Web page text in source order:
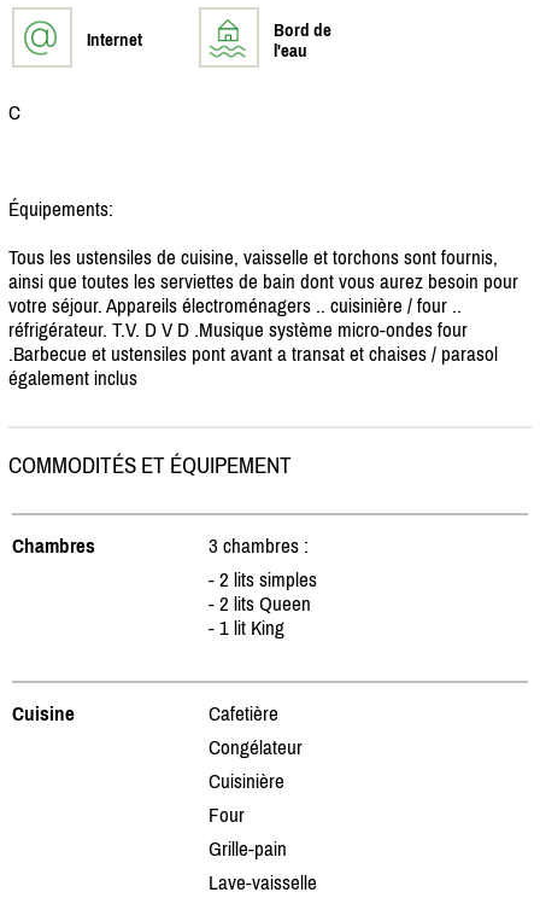
Internet
Bord de
l'eau
C
Équipements:
Tous les ustensiles de cuisine, vaisselle et torchons sont fournis,
ainsi que toutes les serviettes de bain dont vous aurez besoin pour
votre séjour. Appareils électroménagers .. cuisinière / four ..
réfrigérateur. T.V. D V D .Musique système micro-ondes four
.Barbecue et ustensiles pont avant a transat et chaises / parasol
également inclus
COMMODITÉS ET ÉQUIPEMENT
Chambres
3 chambres :
- 2 lits simples
- 2 lits Queen
- 1 lit King
Cuisine
Cafetière
Congélateur
Cuisinière
Four
Grille-pain
Lave-vaisselle